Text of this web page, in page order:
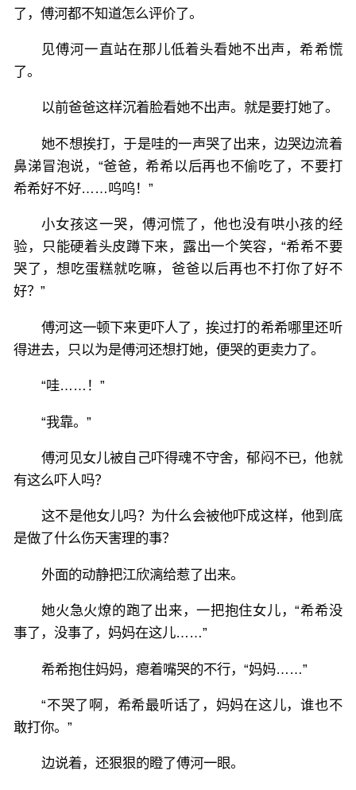
了，傅河都不知道怎么评价了。
见傅河一直站在那儿低着头看她不出声，希希慌
了。
以前爸爸这样沉着脸看她不出声。就是要打她了。
她不想挨打，于是哇的一声哭了出来，边哭边流着
鼻涕冒泡说，“爸爸，希希以后再也不偷吃了，不要打
希希好不好……呜呜！”
小女孩这一哭，傅河慌了，他也没有哄小孩的经
验，只能硬着头皮蹲下来，露出一个笑容，“希希不要
哭了，想吃蛋糕就吃嘛，爸爸以后再也不打你了好不
好？”
傅河这一顿下来更吓人了，挨过打的希希哪里还听
得进去，只以为是傅河还想打她，便哭的更卖力了。
“哇……！”
“我靠。”
傅河见女儿被自己吓得魂不守舍，郁闷不已，他就
有这么吓人吗？
这不是他女儿吗？为什么会被他吓成这样，他到底
是做了什么伤天害理的事？
外面的动静把江欣漓给惹了出来。
她火急火燎的跑了出来，一把抱住女儿，“希希没
事了，没事了，妈妈在这儿……”
希希抱住妈妈，瘪着嘴哭的不行，“妈妈……”
“不哭了啊，希希最听话了，妈妈在这儿，谁也不
敢打你。”
边说着，还狠狠的瞪了傅河一眼。